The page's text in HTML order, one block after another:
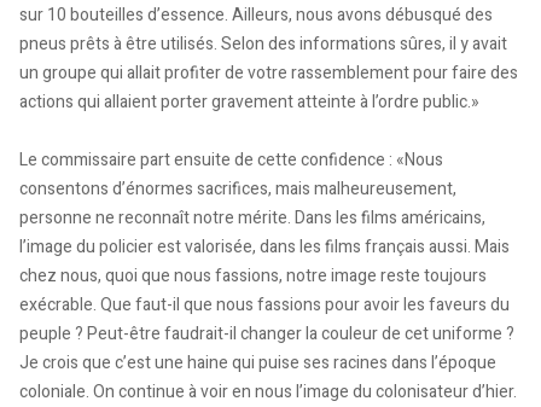
sur 10 bouteilles d’essence. Ailleurs, nous avons débusqué des
pneus prêts à être utilisés. Selon des informations sûres, il y avait
un groupe qui allait profiter de votre rassemblement pour faire des
actions qui allaient porter gravement atteinte à l’ordre public.»
Le commissaire part ensuite de cette confidence : «Nous
consentons d’énormes sacrifices, mais malheureusement,
personne ne reconnaît notre mérite. Dans les films américains,
l’image du policier est valorisée, dans les films français aussi. Mais
chez nous, quoi que nous fassions, notre image reste toujours
exécrable. Que faut-il que nous fassions pour avoir les faveurs du
peuple ? Peut-être faudrait-il changer la couleur de cet uniforme ?
Je crois que c’est une haine qui puise ses racines dans l’époque
coloniale. On continue à voir en nous l’image du colonisateur d’hier.